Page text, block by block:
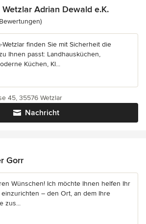
Adrian Dewald e.K.
5 von 5 Sternen
Wetzlar finden Sie mit Sicherheit die
Ihnen passt: Landhausküchen,
Küchen, Kl...
Nachricht
45, 35576 Wetzlar
Gorr
Wünschen! Ich möchte Ihnen helfen Ihr
– den Ort, an dem Ihre
zus...